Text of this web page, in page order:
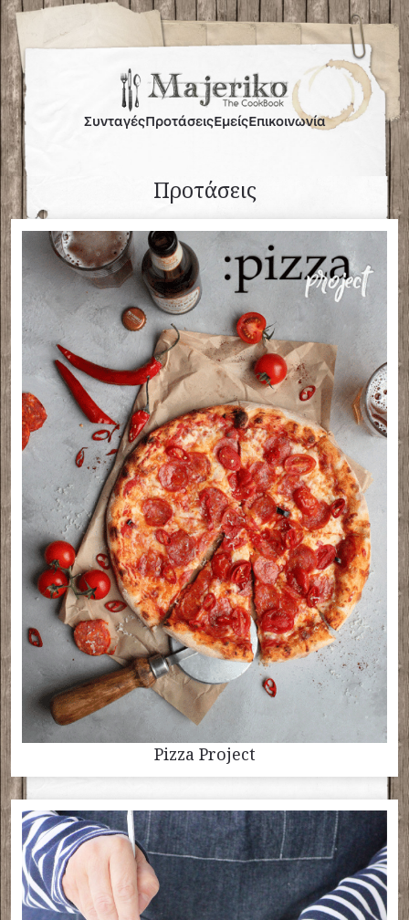
ΣυνταγέςΠροτάσεις Επικοινωνία
Εμείς
Προτάσεις
Pizza Project